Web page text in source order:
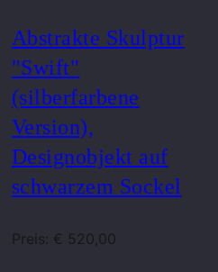
Abstrakte Skulptur
"Swift"
(silberfarbene
Version),
Designobjekt auf
schwarzem Sockel
Preis: € 520,00